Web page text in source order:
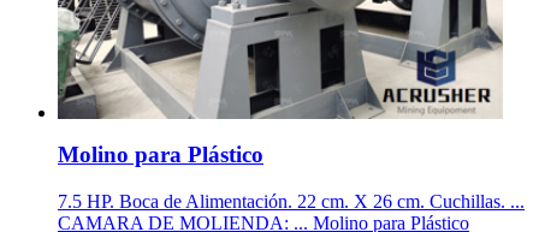
Molino para Plástico
7.5 HP. Boca de Alimentación. 22 cm. X 26 cm. Cuchillas. ...
CAMARA DE MOLIENDA: ... Molino para Plástico